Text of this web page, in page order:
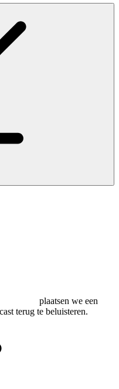
plaatsen we een
terug te beluisteren.